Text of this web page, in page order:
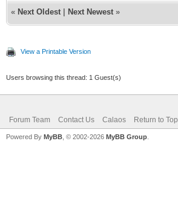
« Next Oldest Next Newest »
View a Printable Version
Users browsing this thread: 1 Guest(s)
Forum Team Contact Us Calaos Return to Top
Powered By MyBB , © 2002-2026 MyBB Group